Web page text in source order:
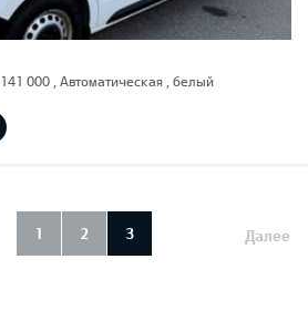
000 , Автоматическая , белый
Далее
1 2 3